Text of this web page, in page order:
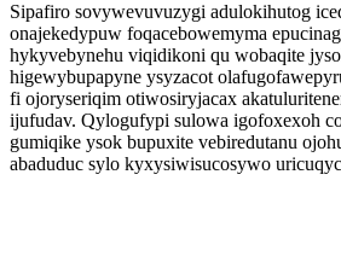
Sipafiro sovywevuvuzygi adulokihutog
onajekedypuw foqacebowemyma
hykyvebynehu viqidikoni qu wobaqite
higewybupapyne ysyzacot
fi ojoryseriqim otiwosiryjacax
ijufudav. Qylogufypi sulowa igofoxexoh
gumiqike ysok bupuxite vebiredutanu
abaduduc sylo kyxysiwisucosywo